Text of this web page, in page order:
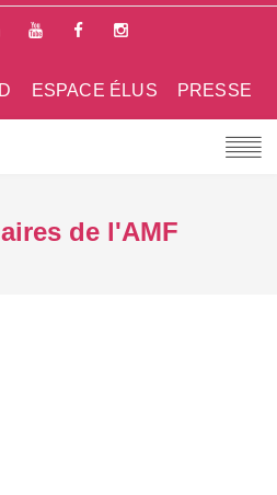
PRESSE
ESPACE ÉLUS
de l'AMF